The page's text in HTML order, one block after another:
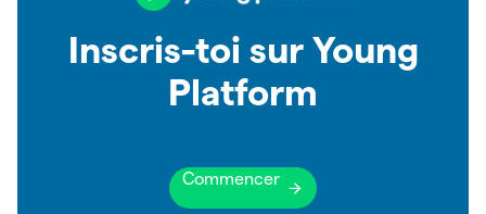
Inscris-toi sur Young
Platform
Commencer